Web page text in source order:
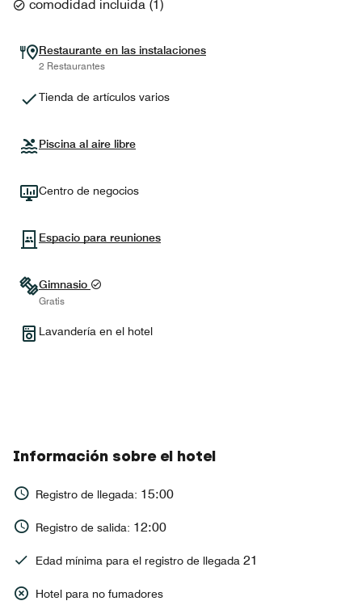
comodidad incluida (1)
Restaurante en las instalaciones
2 Restaurantes
Tienda de artículos varios
Piscina al aire libre
Centro de negocios
Espacio para reuniones
Gimnasio
Gratis
Lavandería en el hotel
Información sobre el hotel
Registro de llegada: 15:00
Registro de salida: 12:00
Edad mínima para el registro de llegada 21
Hotel para no fumadores